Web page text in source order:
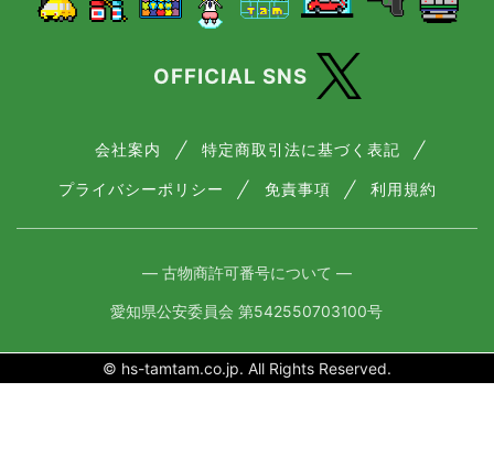
OFFICIAL SNS
会社案内 特定商取引法に基づく表記
プライバシーポリシー 免責事項 利用規約
― 古物商許可番号について ―
愛知県公安委員会 第542550703100号
© hs-tamtam.co.jp. All Rights Reserved.